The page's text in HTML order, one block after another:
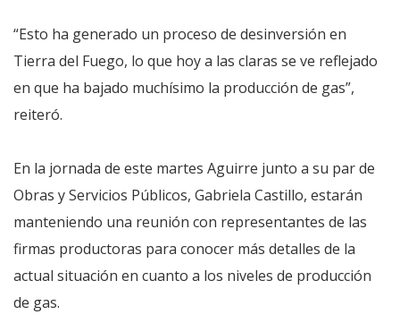
“Esto ha generado un proceso de desinversión en
Tierra del Fuego, lo que hoy a las claras se ve reflejado
en que ha bajado muchísimo la producción de gas”,
reiteró.
En la jornada de este martes Aguirre junto a su par de
Obras y Servicios Públicos, Gabriela Castillo, estarán
manteniendo una reunión con representantes de las
firmas productoras para conocer más detalles de la
actual situación en cuanto a los niveles de producción
de gas.